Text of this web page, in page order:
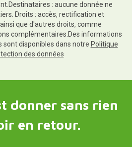
: aucune donnée ne
Droits : accès, rectification et
que d'autres droits, comme
complémentaires.Des informations
disponibles dans notre Politique
des données
donner sans rien
en retour.